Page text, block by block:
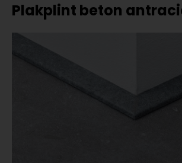
Plakplint beton